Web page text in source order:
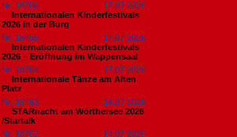
Nr. 18766
17.07.2026
Internationalen Kinderfestivals
2026 in der Burg
Nr. 18765
17.07.2026
Internationalen Kinderfestivals
2026 – Eröffnung im Wappensaal
Nr. 18764
17.07.2026
Internationale Tänze am Alten
Platz
Nr. 18763
14.07.2026
STARnacht am Wörthersee 2026
/Startalk
Nr. 18762
14.07.2026